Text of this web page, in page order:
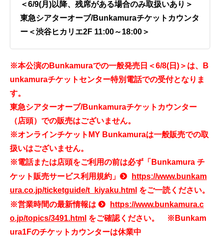
＜6/9(月)以降、残席がある場合のみ取扱いあり＞
東急シアターオーブ/Bunkamuraチケットカウンタ
ー＜渋谷ヒカリエ2F 11:00～18:00＞
※本公演のBunkamuraでの一般発売日＜6/8(日)＞は、B
unkamuraチケットセンター特別電話での受付となりま
す。
東急シアターオーブ/Bunkamuraチケットカウンター
（店頭）での販売はございません。
※オンラインチケットMY Bunkamuraは一般販売での取
扱いはございません。
※電話または店頭をご利用の前は必ず「Bunkamura チ
ケット販売サービス利用規約」
https://www.bunkam
ura.co.jp/ticketguide/t_kiyaku.html をご一読ください。
※営業時間の最新情報は
https://www.bunkamura.c
o.jp/topics/3491.html をご確認ください。 ※Bunkam
ura1Fのチケットカウンターは休業中